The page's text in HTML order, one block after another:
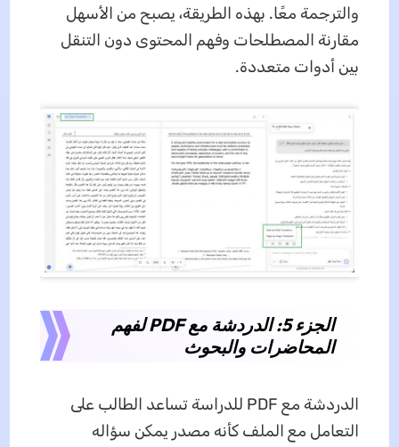
والترجمة معًا. بهذه الطريقة، يصبح من الأسهل
مقارنة المصطلحات وفهم المحتوى دون التنقل
بين أدوات متعددة.
الجزء 5: الدردشة مع PDF لفهم
المحاضرات والبحوث
الدردشة مع PDF للدراسة تساعد الطالب على
التعامل مع الملف كأنه مصدر يمكن سؤاله